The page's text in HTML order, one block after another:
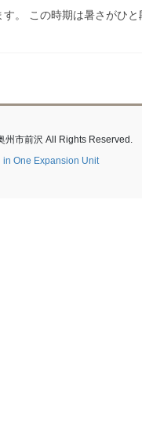
。 この時期は暑さがひと
市前沢 All Rights Reserved.
in One Expansion Unit